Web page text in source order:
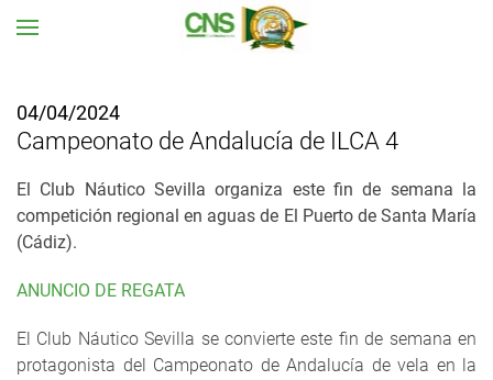
04/04/2024
Campeonato de Andalucía de ILCA 4
El Club Náutico Sevilla organiza este fin de semana la
competición regional en aguas de El Puerto de Santa María
(Cádiz).
ANUNCIO DE REGATA
El Club Náutico Sevilla se convierte este fin de semana en
protagonista del Campeonato de Andalucía de vela en la